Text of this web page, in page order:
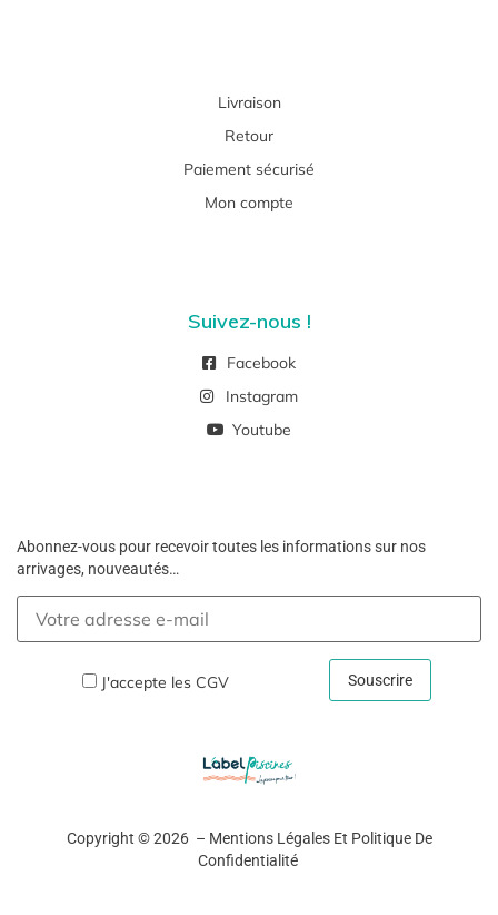
Livraison
Retour
Paiement sécurisé
Mon compte
Suivez-nous !
Facebook
Instagram
Youtube
Abonnez-vous pour recevoir toutes les informations sur nos
arrivages, nouveautés…
J'accepte les CGV
Copyright © 2026 – Mentions Légales Et Politique De
Confidentialité